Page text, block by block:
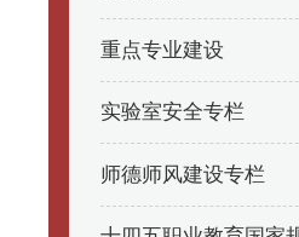
重点专业建设
实验室安全专栏
师德师风建设专栏